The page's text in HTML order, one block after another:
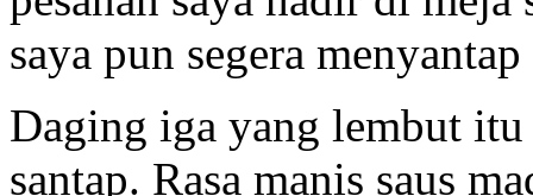
saya pun segera
Daging iga yang lembut
santap. Rasa manis saus